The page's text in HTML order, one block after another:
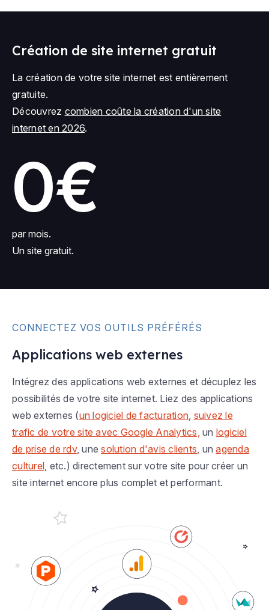
Création de site internet gratuit
La création de votre site internet est entièrement
gratuite.
Découvrez combien coûte la création d'un site
internet en 2026.
0€
par mois.
Un site gratuit.
CONNECTEZ VOS OUTILS PRÉFÉRÉS
Applications web externes
Intégrez des applications web externes et décuplez les
possibilités de votre site internet. Liez des applications
web externes (un logiciel de facturation, suivez le
trafic de votre site avec Google Analytics, un logiciel
de prise de rdv, unesolution d'avis clients, unagenda
culturel, etc.) directement sur votre site pour créer un
site internet encore plus complet et performant.